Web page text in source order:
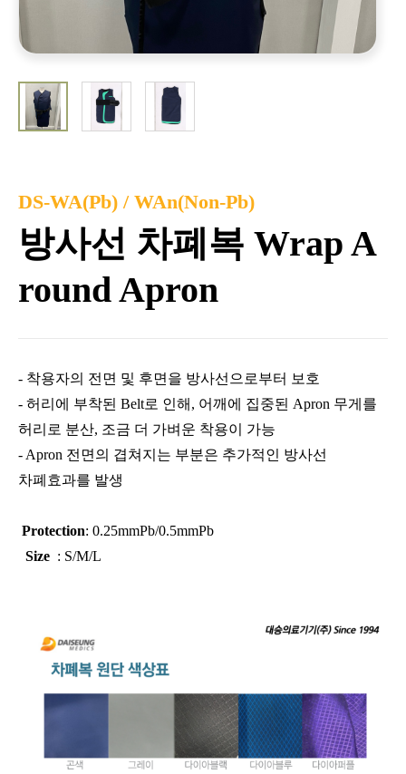
DS-WA(Pb) / WAn(Non-Pb)
방사선 차폐복 Wrap A
round Apron
- 착용자의 전면 및 후면을 방사선으로부터 보호
- 허리에 부착된 Belt로 인해, 어깨에 집중된 Apron 무게를
허리로 분산, 조금 더 가벼운 착용이 가능
- Apron 전면의 겹쳐지는 부분은 추가적인 방사선
차폐효과를 발생
Protection: 0.25mmPb/0.5mmPb
Size : S/M/L